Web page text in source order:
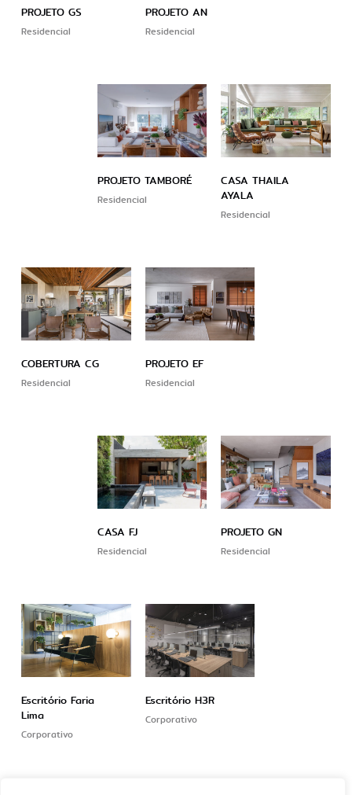
Residencial
PROJETO GS
Residencial
PROJETO AN
Residencial
PROJETO TAMBORÉ
Residencial
CASA THAILA
AYALA
Residencial
COBERTURA CG
Residencial
PROJETO EF
Residencial
CASA FJ
Residencial
PROJETO GN
Corporativo
Escritório Faria
Lima
Corporativo
Escritório H3R